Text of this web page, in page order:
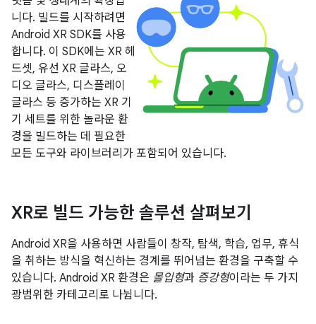
니다. 빌드를 시작하려면
Android XR SDK를 사용
합니다. 이 SDK에는 XR 헤
드셋, 유선 XR 글라스, 오
디오 글라스, 디스플레이
글라스 등 증가하는 XR 기
기 세트를 위한 놀라운 환
경을 빌드하는 데 필요한
모든 도구와 라이브러리가 포함되어 있습니다.
XR로 빌드 가능한 솔루션 살펴보기
Android XR을 사용하면 사람들이 창작, 탐색, 학습, 업무, 휴식
을 취하는 방식을 혁신하는 경계를 뛰어넘는 환경을 구축할 수
있습니다. Android XR 환경은 몰입형과 증강형이라는 두 가지
광범위한 카테고리로 나뉩니다.